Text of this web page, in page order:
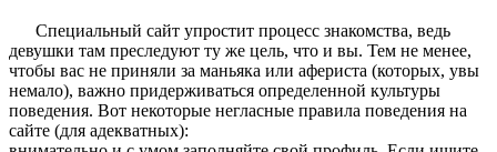
Специальный сайт упростит процесс знакомства, ведь
девушки там преследуют ту же цель, что и вы. Тем не менее,
чтобы вас не приняли за маньяка или афериста (которых, увы
немало), важно придерживаться определенной культуры
поведения. Вот некоторые негласные правила поведения на
сайте (для адекватных):